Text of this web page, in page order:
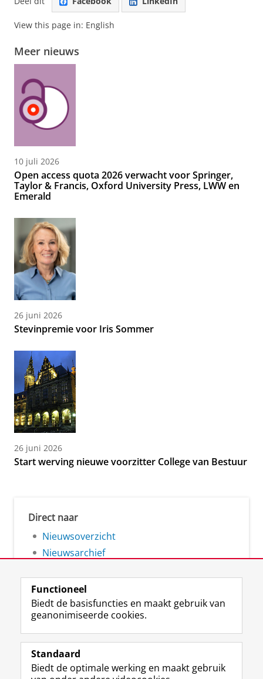
View this page in: English
Meer nieuws
10 juli 2026
Open access quota 2026 verwacht voor Springer,
Taylor & Francis, Oxford University Press, LWW en
Emerald
26 juni 2026
Stevinpremie voor Iris Sommer
26 juni 2026
Start werving nieuwe voorzitter College van Bestuur
Direct naar
Nieuwsoverzicht
Nieuwsarchief
Volg de RUG
F
a
e
L
i
k
R
S
-
I
n
t
Y
o
T
Studiekiezers
Functioneel
Biedt de basisfuncties en maakt gebruik van
geanonimiseerde cookies.
Standaard
Biedt de optimale werking en maakt gebruik